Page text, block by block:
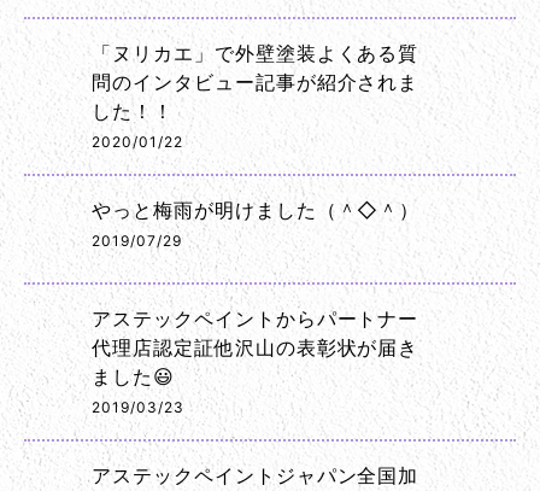
「ヌリカエ」で外壁塗装よくある質
問のインタビュー記事が紹介されま
した！！
2020/01/22
やっと梅雨が明けました（＾◇＾）
2019/07/29
アステックペイントからパートナー
代理店認定証他沢山の表彰状が届き
ました😃
2019/03/23
アステックペイントジャパン全国加